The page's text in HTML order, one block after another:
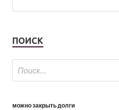
ПОИСК
можно закрыть долги